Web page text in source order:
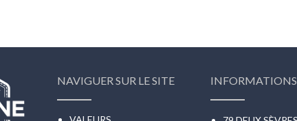
NAVIGUER SUR LE SITE